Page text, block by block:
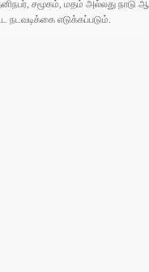
சமூகம், மதம் அல்லது
எடுக்கப்படும்.